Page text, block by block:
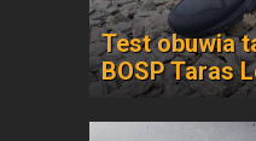
Test obuwia
BOSP Taras